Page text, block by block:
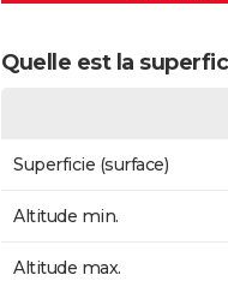
Quelle est la
Superficie (surface)
Altitude min.
Altitude max.